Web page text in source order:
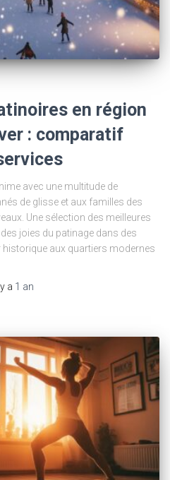
en région
: comparatif
avec une multitude de
de glisse et aux familles des
Une sélection des meilleures
joies du patinage dans des
aux quartiers modernes
y a 1 an